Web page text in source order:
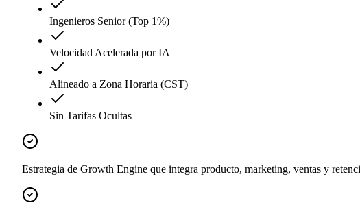
Ingenieros Senior (Top 1%)
Velocidad Acelerada por IA
Alineado a Zona Horaria (CST)
Sin Tarifas Ocultas
Estrategia de Growth Engine que integra producto, marketing, ventas y